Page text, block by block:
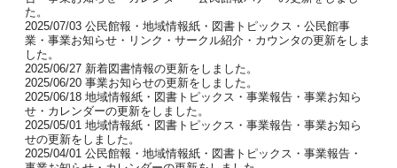
た。
2025/07/03 公民館報・地域情報紙・図書トピックス・公民館事
業・事業お知らせ・リンク・サークル紹介・カウンタの更新をしま
した。
2025/06/27 新着図書情報の更新をしました。
2025/06/20 事業お知らせの更新をしました。
2025/06/18 地域情報紙・図書トピックス・事業報告・事業お知ら
せ・カレンダーの更新をしました。
2025/05/01 地域情報紙・図書トピックス・事業報告・事業お知ら
せの更新をしました。
2025/04/01 公民館報・地域情報紙・図書トピックス・事業報告・